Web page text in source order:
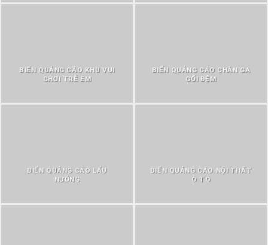
BIỂN QUẢNG CÁO KHU VUI
CHƠI TRẺ EM
BIỂN QUẢNG CÁO CHĂN GA
GỐI ĐỆM
BIỂN QUẢNG CÁO LẨU
NƯỚNG
BIỂN QUẢNG CÁO NỘI THẤT
Ô TÔ